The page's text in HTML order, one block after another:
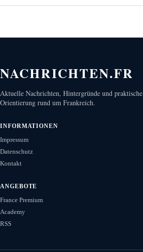
NACHRICHTEN.FR
Aktuelle Nachrichten, Hintergründe und praktische
Orientierung rund um Frankreich.
INFORMATIONEN
Impressum
Datenschutz
Kontakt
ANGEBOTE
France Premium
Academy
RSS